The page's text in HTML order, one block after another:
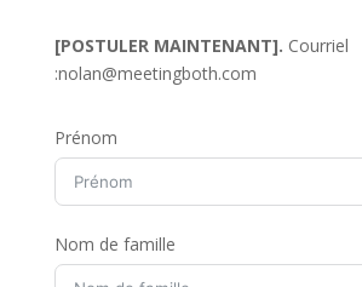
[POSTULER MAINTENANT]. Courriel
:nolan@meetingboth.com
Prénom
Nom de famille